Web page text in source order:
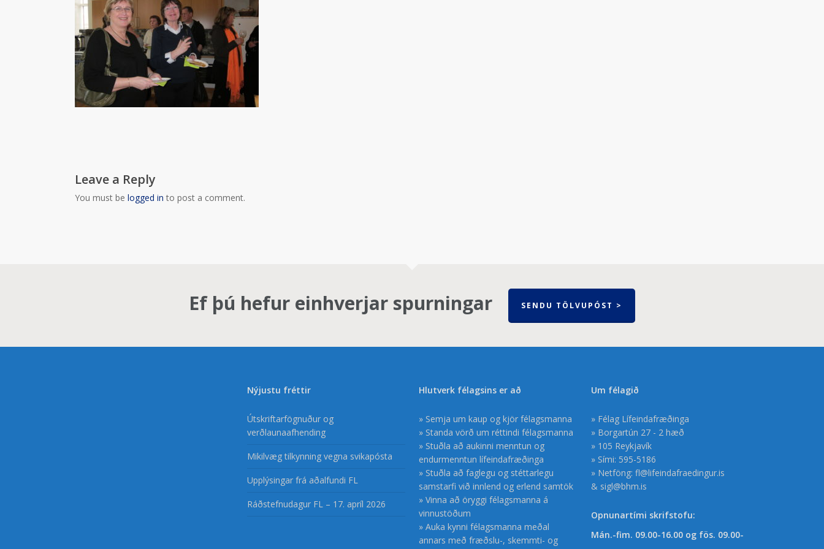
Leave a Reply
You must be logged in to post a comment.
Ef þú hefur einhverjar spurningar SENDU TÖLVUPÓST >
Nýjustu fréttir
Útskriftarfögnuður og
verðlaunaafhending
Mikilvæg tilkynning vegna svikapósta
Upplýsingar frá aðalfundi FL
Ráðstefnudagur FL – 17. apríl 2026
Hlutverk félagsins er að
» Semja um kaup og kjör félagsmanna
» Standa vörð um réttindi félagsmanna
» Stuðla að aukinni menntun og
endurmenntun lífeindafræðinga
» Stuðla að faglegu og stéttarlegu
samstarfi við innlend og erlend samtök
» Vinna að öryggi félagsmanna á
vinnustöðum
» Auka kynni félagsmanna meðal
annars með fræðslu-, skemmti- og
Um félagið
» Félag Lífeindafræðinga
» Borgartún 27 - 2 hæð
» 105 Reykjavík
» Sími: 595-5186
» Netföng: fl@lifeindafraedingur.is
& sigl@bhm.is
Opnunartími skrifstofu:
Mán.-fim. 09.00-16.00 og fös. 09.00-